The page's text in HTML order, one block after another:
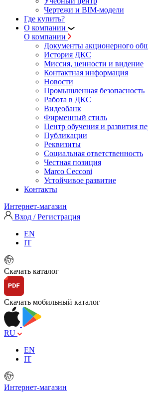
Чертежи и BIM-модели
Где купить?
О компании
О компании
Документы акционерного
История ДКС
Миссия, ценности и видение
Контактная информация
Новости
Промышленная безопасность
Работа в ДКС
Видеобанк
Фирменный стиль
Центр обучения и развития
Публикации
Реквизиты
Социальная ответственность
Честная позиция
Marco Cecconi
Устойчивое развитие
Контакты
Интернет-магазин
Вход / Регистрация
EN
IT
Скачать каталог
Скачать мобильный каталог
RU
EN
IT
Интернет-магазин